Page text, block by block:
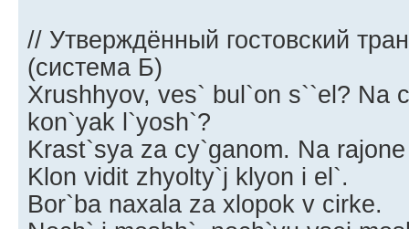
// Утверждённый гостовский
(система Б)
Xrushhyov, ves` bul`on s``el? Na
kon`yak l`yosh`?
Krast`sya za cy`ganom. Na
Klon vidit zhyolty`j klyon i el`.
Bor`ba naxala za xlopok v cirke.